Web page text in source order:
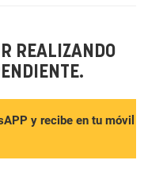
REALIZANDO
y recibe en tu móvil